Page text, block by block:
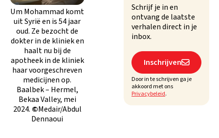
Um Mohammad komt
uit Syrië en is 54 jaar
oud. Ze bezocht de
dokter in de kliniek en
haalt nu bij de
apotheek in de kliniek
haar voorgeschreven
medicijnen op.
Baalbek – Hermel,
Bekaa Valley, mei
2024. ©Medair/Abdul
Dennaoui
Schrijf je in en
ontvang de laatste
verhalen direct in je
inbox.
Inschrijven
Door in te schrijven ga je
akkoord met ons
Privacybeleid.